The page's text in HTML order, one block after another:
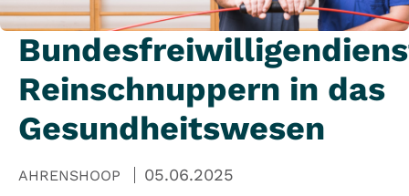
Reinschnuppern in das
Gesundheitswesen
AHRENSHOOP 05.06.2025